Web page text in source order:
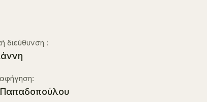
διεύθυνση :